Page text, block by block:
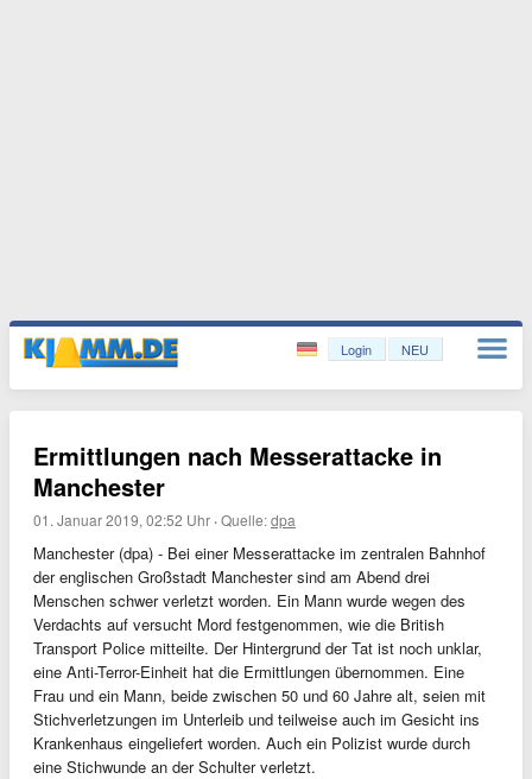
Login NEU
Ermittlungen nach Messerattacke in
Manchester
01. Januar 2019, 02:52 Uhr ·Quelle:dpa
Manchester (dpa) - Bei einer Messerattacke im zentralen Bahnhof
der englischen Großstadt Manchester sind am Abend drei
Menschen schwer verletzt worden. Ein Mann wurde wegen des
Verdachts auf versucht Mord festgenommen, wie die British
Transport Police mitteilte. Der Hintergrund der Tat ist noch unklar,
eine Anti-Terror-Einheit hat die Ermittlungen übernommen. Eine
Frau und ein Mann, beide zwischen 50 und 60 Jahre alt, seien mit
Stichverletzungen im Unterleib und teilweise auch im Gesicht ins
Krankenhaus eingeliefert worden. Auch ein Polizist wurde durch
eine Stichwunde an der Schulter verletzt.